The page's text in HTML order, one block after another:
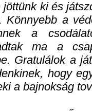
ki és
Könnyebb a
a
ma a
Gratulálok a
hogy
a bajnokság